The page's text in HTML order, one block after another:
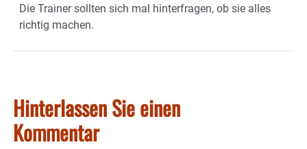
Die Trainer sollten sich mal hinterfragen, ob sie alles
richtig machen.
Hinterlassen Sie einen
Kommentar